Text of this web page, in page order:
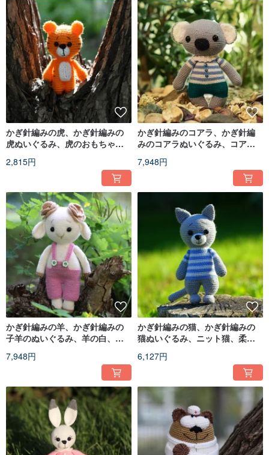
かぎ針編みの虎、かぎ針編みの
虎ぬいぐるみ、虎のおもちゃ、
2,815円
かぎ針編みのコアラ、かぎ針編
みのコアラぬいぐるみ、コアラ
7,948円
かぎ針編みの羊、かぎ針編みの
子羊のぬいぐるみ、羊の白、子
7,948円
かぎ針編みの猫、かぎ針編みの
猫ぬいぐるみ、ニット猫、柔ら
動物
6,127円